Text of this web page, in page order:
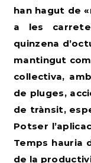
han hagut de
a les
quinzena
mantingut
col·lectiva,
de pluges,
de trànsit,
Potser
Temps hauria
de la